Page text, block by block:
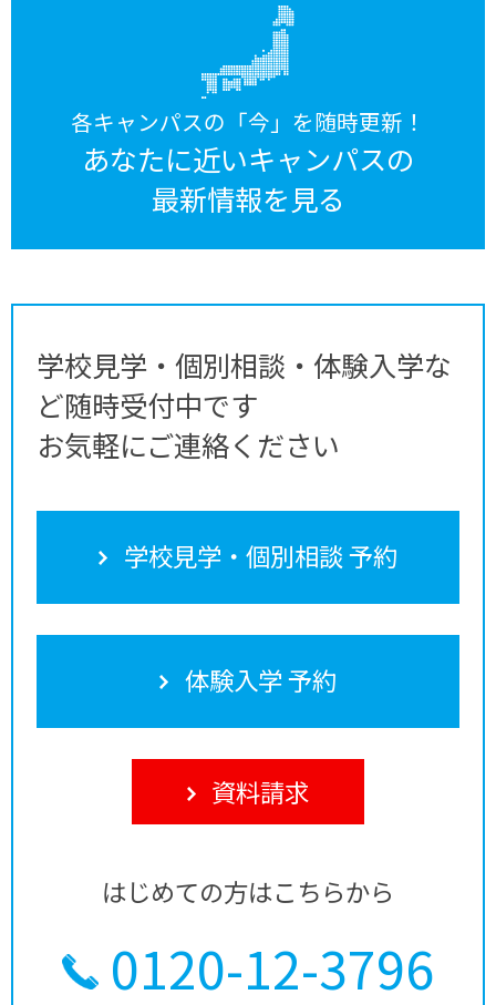
各キャンパスの「今」を随時更新！
あなたに近いキャンパスの
最新情報を見る
学校見学・個別相談・体験入学な
ど随時受付中です
お気軽にご連絡ください
学校見学・個別相談 予約
体験入学 予約
資料請求
はじめての方はこちらから
0120-12-3796